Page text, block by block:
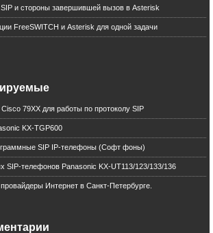
и стороны завершившей вызов в Asterisk
FreeSWITCH и Asterisk для одной задачи
79XX для работы по протоколу SIP
KX-TGP600
SIP IP-телефоны (Софт фоны)
SIP-телефонов Panasonic KX-UT113/123/133/136
Интернет в Санкт-Петербурге.